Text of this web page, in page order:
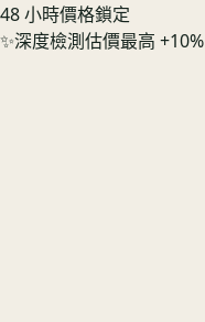
48 小時價格鎖定
✨深度檢測估價最高 +10%